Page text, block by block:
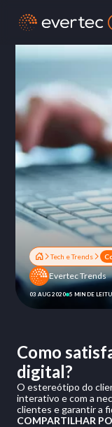
Tech e Trends
Evertec Trends
03 AUG 2020 5 MIN DE
Como
digital?
O estereótipo do
interativo e com a
clientes e garantir a
COMPARTILHAR